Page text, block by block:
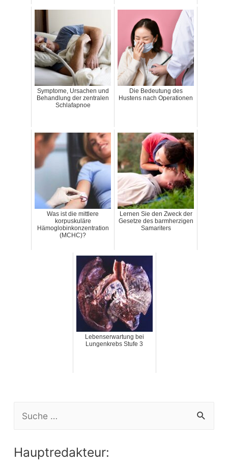
Symptome, Ursachen und
Behandlung der zentralen
Schlafapnoe
Die Bedeutung des
Hustens nach Operationen
Was ist die mittlere
korpuskuläre
Hämoglobinkonzentration
(MCHC)?
Lernen Sie den Zweck der
Gesetze des barmherzigen
Samariters
Lebenserwartung bei
Lungenkrebs Stufe 3
Hauptredakteur: